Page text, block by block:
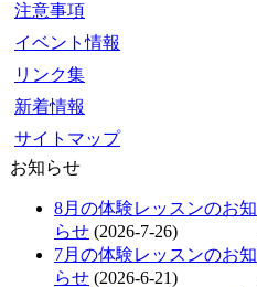
注意事項
イベント情報
リンク集
新着情報
サイトマップ
お知らせ
8月の体験レッスンのお知
らせ (2026-7-26)
7月の体験レッスンのお知
らせ (2026-6-21)